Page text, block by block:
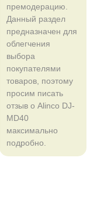
премодерацию.
Данный раздел
предназначен для
облегчения
выбора
покупателями
товаров, поэтому
просим писать
отзыв о Alinco DJ-
MD40
максимально
подробно.